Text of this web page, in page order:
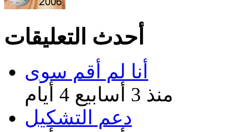
أحدث التعليقات
أنا لم أقم سوى
منذ 3 أسابيع 4 أيام
دعم التشكيل